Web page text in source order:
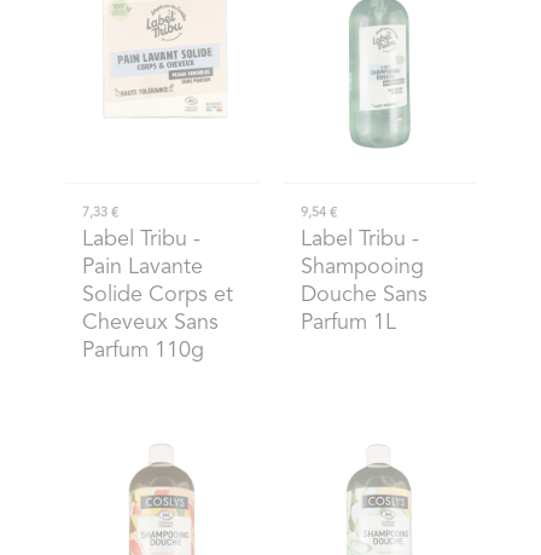
7,33 €
Label Tribu -
Pain Lavante
Solide Corps et
Cheveux Sans
Parfum 110g
9,54 €
Label Tribu -
Shampooing
Douche Sans
Parfum 1L